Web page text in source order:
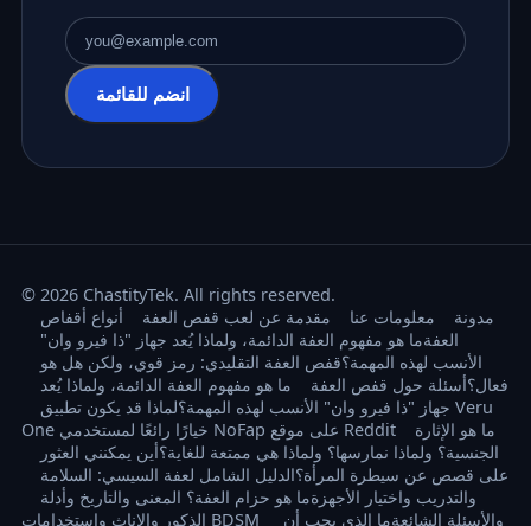
عنوان البريد الإلكتروني
انضم للقائمة
© 2026 ChastityTek. All rights reserved.
مدونة
معلومات عنا مقدمة عن لعب قفص العفة
أنواع أقفاص
العفةما هو مفهوم العفة الدائمة، ولماذا يُعد جهاز "ذا فيرو وان"
الأنسب لهذه المهمة؟قفص العفة التقليدي: رمز قوي، ولكن هل هو
فعال؟أسئلة حول قفص العفة
ما هو مفهوم العفة الدائمة، ولماذا يُعد
جهاز "ذا فيرو وان" الأنسب لهذه المهمة؟لماذا قد يكون تطبيق Veru
One خيارًا رائعًا لمستخدمي NoFap على موقع Reddit
ما هو الإثارة
الجنسية؟ ولماذا نمارسها؟ ولماذا هي ممتعة للغاية؟أين يمكنني العثور
على قصص عن سيطرة المرأة؟الدليل الشامل لعفة السيسي: السلامة
والتدريب واختيار الأجهزةما هو حزام العفة؟ المعنى والتاريخ وأدلة
الذكور والإناث واستخدامات BDSM والأسئلة الشائعةما الذي يجب أن